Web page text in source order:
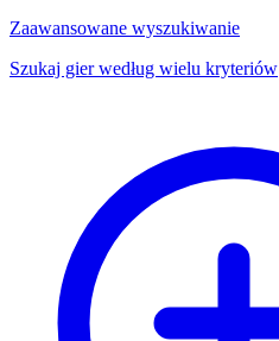
Zaawansowane wyszukiwanie
Szukaj gier według wielu kryteriów